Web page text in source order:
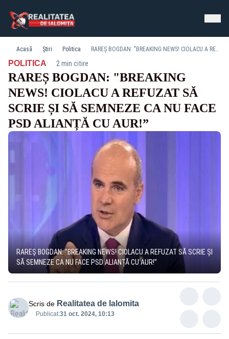
Acasă Știri Politica RAREȘ BOGDAN: "BREAKING NEWS! CIOLACU A REFUZAT SĂ SCRIE ȘI SĂ SEMNEZE CA NU FACE PSD ALIANȚĂ CU AUR!”
POLITICA· 2 min citire
RAREȘ BOGDAN: "BREAKING
NEWS! CIOLACU A REFUZAT SĂ
SCRIE ȘI SĂ SEMNEZE CA NU FACE
PSD ALIANȚĂ CU AUR!”
RAREȘ BOGDAN: "BREAKING NEWS! CIOLACU A REFUZAT SĂ SCRIE ȘI
SĂ SEMNEZE CA NU FACE PSD ALIANȚĂ CU AUR!”
Scris de Realitatea de Ialomita
Publicat:31 oct. 2024, 10:13